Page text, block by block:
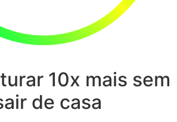
10x mais sem
de casa